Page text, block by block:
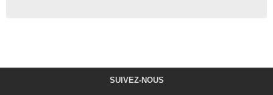
SUIVEZ-NOUS